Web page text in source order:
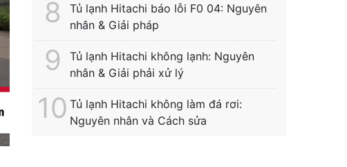
Tủ lạnh Hitachi báo lỗi F0 04: Nguyên
nhân & Giải pháp
Tủ lạnh Hitachi không lạnh: Nguyên
nhân & Giải phải xử lý
Tủ lạnh Hitachi không làm đá rơi:
Nguyên nhân và Cách sửa